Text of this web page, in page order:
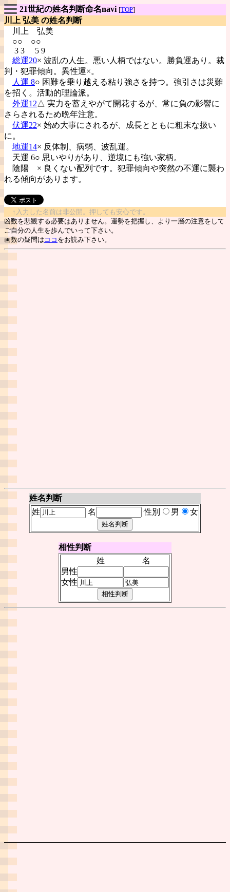
21世紀の姓名判断命名navi [TOP]
川上 弘美 の姓名判断
川上 弘美
○○ ○○
3 3 5 9
総運20× 波乱の人生。悪い人柄ではない。勝負運あり。裁
判・犯罪傾向。異性運×。
人運 8○ 困難を乗り越える粘り強さを持つ。強引さは災難
を招く。活動的理論派。
外運12△ 実力を蓄えやがて開花するが、常に負の影響に
さらされるため晩年注意。
伏運22× 始め大事にされるが、成長とともに粗末な扱い
に。
地運14× 反体制、病弱、波乱運。
天運 6○ 思いやりがあり、逆境にも強い家柄。
陰陽 × 良くない配列です。犯罪傾向や突然の不運に襲わ
れる傾向があります。
↑入力した名前は非公開。押しても安心です。
凶数を悲観する必要はありません。運勢を把握し、より一層の注意をして
ご自分の人生を歩んでいって下さい。
画数の疑問は ココ をお読み下さい。
姓名判断
姓
名 性別 男 女
相性判断
姓
名
男性
女性